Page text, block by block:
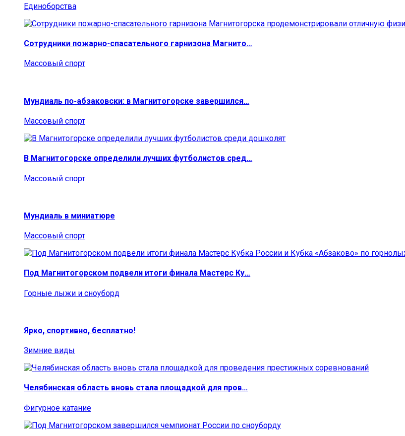
Единоборства
Сотрудники пожарно-спасательного гарнизона Магнито…
Массовый спорт
Мундиаль по-абзаковски: в Магнитогорске завершился…
Массовый спорт
В Магнитогорске определили лучших футболистов сред…
Массовый спорт
Мундиаль в миниатюре
Массовый спорт
Под Магнитогорском подвели итоги финала Мастерс Ку…
Горные лыжи и сноуборд
Ярко, спортивно, бесплатно!
Зимние виды
Челябинская область вновь стала площадкой для пров…
Фигурное катание